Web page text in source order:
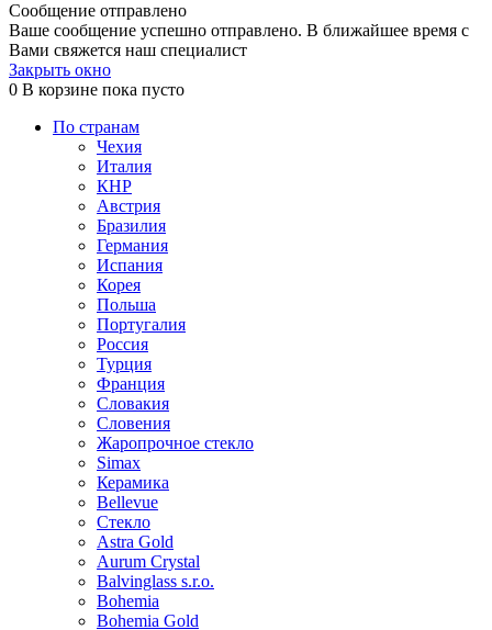
Сообщение отправлено
Ваше сообщение успешно отправлено. В ближайшее время с
Вами свяжется наш специалист
Закрыть окно
0 В корзине пока пусто
По странам
Чехия
Италия
КНР
Австрия
Бразилия
Германия
Испания
Корея
Польша
Португалия
Россия
Турция
Франция
Словакия
Словения
Жаропрочное стекло
Simax
Керамика
Bellevue
Стекло
Astra Gold
Aurum Crystal
Balvinglass s.r.o.
Bohemia
Bohemia Gold